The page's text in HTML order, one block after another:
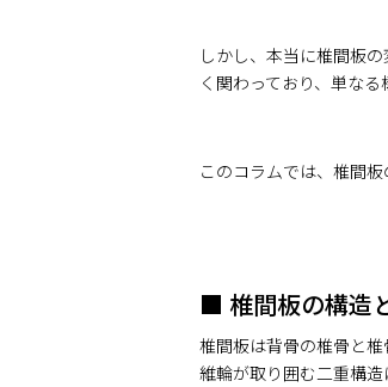
しかし、本当に椎間板
く関わっており、単な
このコラムでは、椎間
■ 椎間板の構造
椎間板は背骨の椎骨と
維輪が取り囲む二重構造